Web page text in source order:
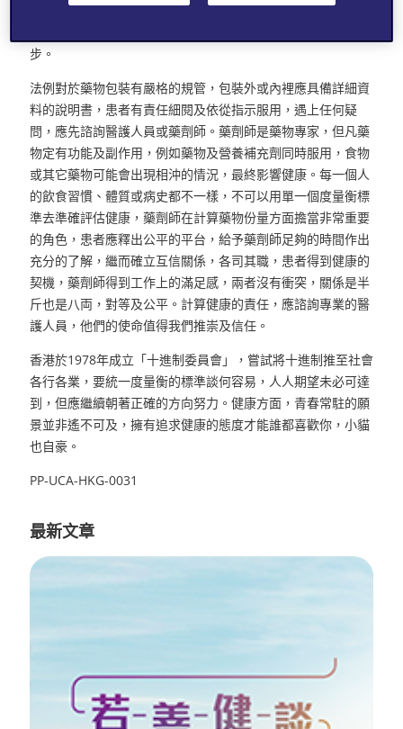
對現行的機制給予信心及肯定，並向水貨說不，光顧信譽良好
步。
法例對於藥物包裝有嚴格的規管，包裝外或內裡應具備詳細資
料的說明書，患者有責任細閱及依從指示服用，遇上任何疑
問，應先諮詢醫護人員或藥劑師。藥劑師是藥物專家，但凡藥
物定有功能及副作用，例如藥物及營養補充劑同時服用，食物
或其它藥物可能會出現相沖的情況，最終影響健康。每一個人
的飲食習慣、體質或病史都不一樣，不可以用單一個度量衡標
準去準確評估健康，藥劑師在計算藥物份量方面擔當非常重要
的角色，患者應釋出公平的平台，給予藥劑師足夠的時間作出
充分的了解，繼而確立互信關係，各司其職，患者得到健康的
契機，藥劑師得到工作上的滿足感，兩者沒有衝突，關係是半
斤也是八両，對等及公平。計算健康的責任，應諮詢專業的醫
護人員，他們的使命值得我們推崇及信任。
香港於1978年成立「十進制委員會」，嘗試將十進制推至社會
各行各業，要統一度量衡的標準談何容易，人人期望未必可達
到，但應繼續朝著正確的方向努力。健康方面，青春常駐的願
景並非遙不可及，擁有追求健康的態度才能誰都喜歡你，小貓
也自豪。
PP-UCA-HKG-0031
最新文章